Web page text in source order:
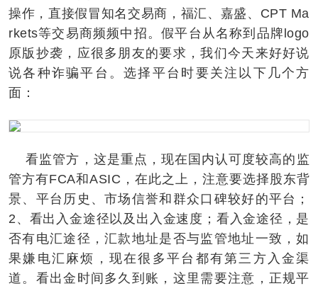
操作，直接假冒知名交易商，福汇、嘉盛、CPT Ma
rkets等交易商频频中招。假平台从名称到品牌logo
原版抄袭，应很多朋友的要求，我们今天来好好说
说各种诈骗平台。选择平台时要关注以下几个方
面：
看监管方，这是重点，现在国内认可度较高的监
管方有FCA和ASIC，在此之上，注意要选择股东背
景、平台历史、市场信誉和群众口碑较好的平台；
2、看出入金途径以及出入金速度；看入金途径，是
否有电汇途径，汇款地址是否与监管地址一致，如
果嫌电汇麻烦，现在很多平台都有第三方入金渠
道。看出金时间多久到账，这里需要注意，正规平